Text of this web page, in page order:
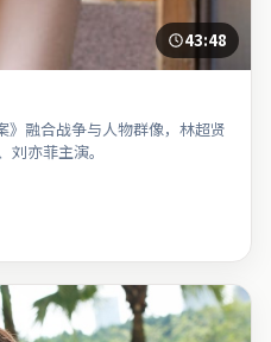
43:48
》融合战争与人物群像，林超贤
亦菲主演。